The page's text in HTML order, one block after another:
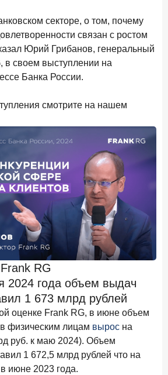
ставки по вкладам еще до
ИССЛЕДОВАНИЕ
с претензиями
RG
основных событий
ПОДПИСАТЬСЯ
обработки данных
Frank RG исследует рынок
секторе, о том, почему
связан с ростом
Юрий Грибанов, генеральный
в своем выступлении на
Банка России.
смотрите на нашем
RG
2024 года объем выдач
1 673 млрд рублей
оценке Frank RG, в июне объем
физическим лицам вырос на
руб. к маю 2024). Объем
1 672,5 млрд рублей что на
июне 2023 года.